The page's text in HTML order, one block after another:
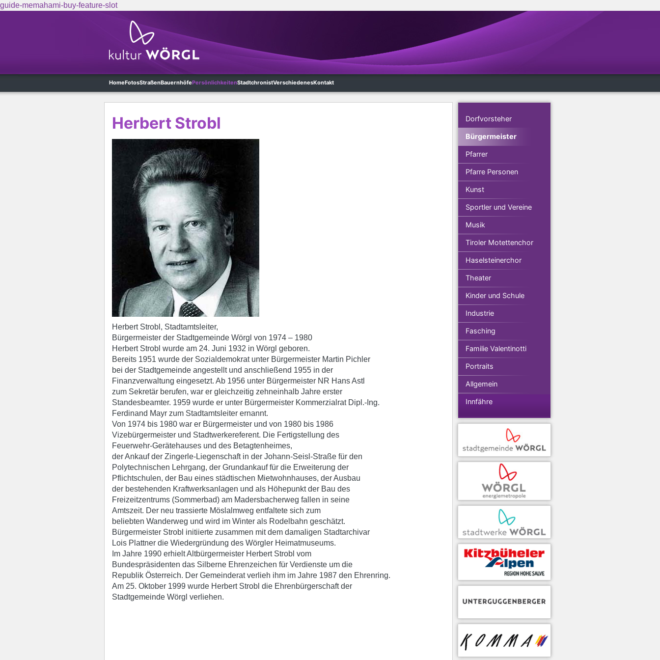
guide-memahami-buy-feature-slot
HomeFotosStraßenBauernhöfePersönlichkeitenStadtchronistVerschiedenesKontakt
Herbert Strobl
Herbert Strobl, Stadtamtsleiter,
Bürgermeister der Stadtgemeinde Wörgl von 1974 – 1980
Herbert Strobl wurde am 24. Juni 1932 in Wörgl geboren.
Bereits 1951 wurde der Sozialdemokrat unter Bürgermeister Martin Pichler
bei der Stadtgemeinde angestellt und anschließend 1955 in der
Finanzverwaltung eingesetzt. Ab 1956 unter Bürgermeister NR Hans Astl
zum Sekretär berufen, war er gleichzeitig zehneinhalb Jahre erster
Standesbeamter. 1959 wurde er unter Bürgermeister Kommerzialrat Dipl.-Ing.
Ferdinand Mayr zum Stadtamtsleiter ernannt.
Von 1974 bis 1980 war er Bürgermeister und von 1980 bis 1986
Vizebürgermeister und Stadtwerkereferent. Die Fertigstellung des
Feuerwehr-Gerätehauses und des Betagtenheimes,
der Ankauf der Zingerle-Liegenschaft in der Johann-Seisl-Straße für den
Polytechnischen Lehrgang, der Grundankauf für die Erweiterung der
Pflichtschulen, der Bau eines städtischen Mietwohnhauses, der Ausbau
der bestehenden Kraftwerksanlagen und als Höhepunkt der Bau des
Freizeitzentrums (Sommerbad) am Madersbacherweg fallen in seine
Amtszeit. Der neu trassierte Möslalmweg entfaltete sich zum
beliebten Wanderweg und wird im Winter als Rodelbahn geschätzt.
Bürgermeister Strobl initiierte zusammen mit dem damaligen Stadtarchivar
Lois Plattner die Wiedergründung des Wörgler Heimatmuseums.
Im Jahre 1990 erhielt Altbürgermeister Herbert Strobl vom
Bundespräsidenten das Silberne Ehrenzeichen für Verdienste um die
Republik Österreich. Der Gemeinderat verlieh ihm im Jahre 1987 den Ehrenring.
Am 25. Oktober 1999 wurde Herbert Strobl die Ehrenbürgerschaft der
Stadtgemeinde Wörgl verliehen.
Dorfvorsteher
Bürgermeister
Pfarrer
Pfarre Personen
Kunst
Sportler und Vereine
Musik
Tiroler Motettenchor
Haselsteinerchor
Theater
Kinder und Schule
Industrie
Fasching
Familie Valentinotti
Portraits
Allgemein
Innfähre